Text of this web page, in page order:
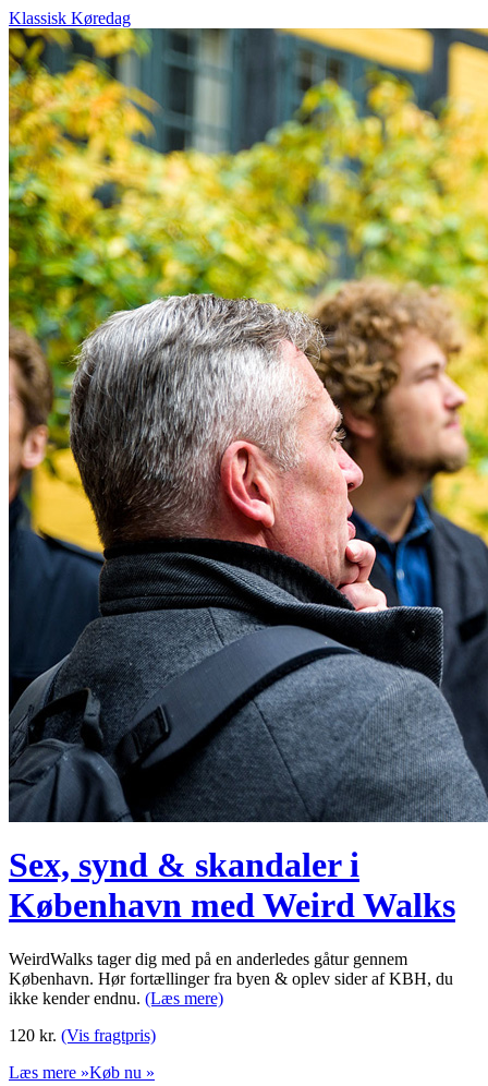
Klassisk Køredag
Sex, synd & skandaler i
København med Weird Walks
WeirdWalks tager dig med på en anderledes gåtur gennem
København. Hør fortællinger fra byen & oplev sider af KBH, du
ikke kender endnu. (Læs mere)
120 kr. (Vis fragtpris)
Læs mere »Køb nu »